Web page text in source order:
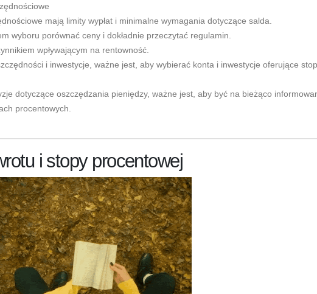
mają limity wypłat i minimalne wymagania dotyczące salda.
wyboru porównać ceny i dokładnie przeczytać regulamin.
wpływającym na rentowność.
i inwestycje, ważne jest, aby wybierać konta i inwestycje oferujące
dotyczące oszczędzania pieniędzy, ważne jest, aby być na bieżąco
procentowych.
i stopy procentowej